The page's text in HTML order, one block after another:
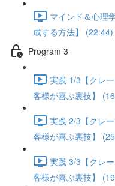
マインド＆心理
成する方法】 (22:44)
Program 3
実践 1/3【クレ
客様が喜ぶ裏技】
実践 2/3【クレ
客様が喜ぶ裏技】
実践 3/3【クレ
客様が喜ぶ裏技】